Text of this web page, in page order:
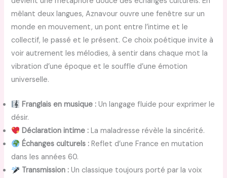
mêlant deux langues, Aznavour ouvre une fenêtre sur un
monde en mouvement, un pont entre l’intime et le
collectif, le passé et le présent. Ce choix poétique invite à
voir autrement les mélodies, à sentir dans chaque mot la
vibration d’une époque et le souffle d’une émotion
universelle.
Franglais en musique : Un langage fluide pour exprimer le
désir.
Déclaration intime : La maladresse révèle la sincérité.
Échanges culturels : Reflet d’une France en mutation
dans les années 60.
Transmission : Un classique toujours porté par la voix